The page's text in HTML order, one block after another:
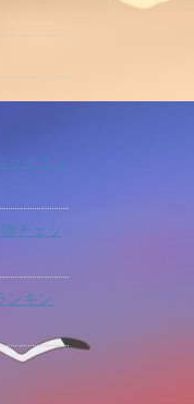
ドラン
チェッ
ンキン